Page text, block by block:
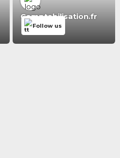
Comptabilisation.fr
Follow us